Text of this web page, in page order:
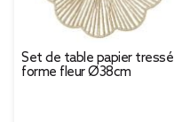
Set de table papier tressé
forme fleur Ø38cm